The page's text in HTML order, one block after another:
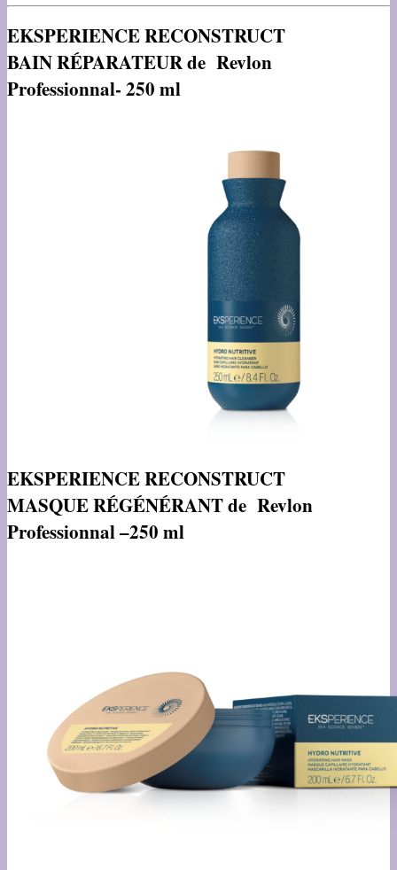
EKSPERIENCE RECONSTRUCT
BAIN RÉPARATEUR de Revlon
Professionnal- 250 ml
EKSPERIENCE RECONSTRUCT
MASQUE RÉGÉNÉRANT de Revlon
Professionnal –250 ml